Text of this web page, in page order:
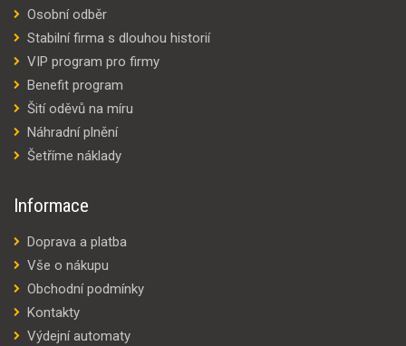
Osobní odběr
Stabilní firma s dlouhou historií
VIP program pro firmy
Benefit program
Šití oděvů na míru
Náhradní plnění
Šetříme náklady
Informace
Doprava a platba
Vše o nákupu
Obchodní podmínky
Kontakty
Výdejní automaty